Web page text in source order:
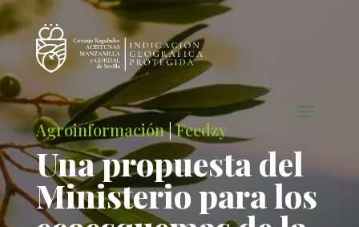
Agroinformación|Feedzy
Una propuesta del
Ministerio para los